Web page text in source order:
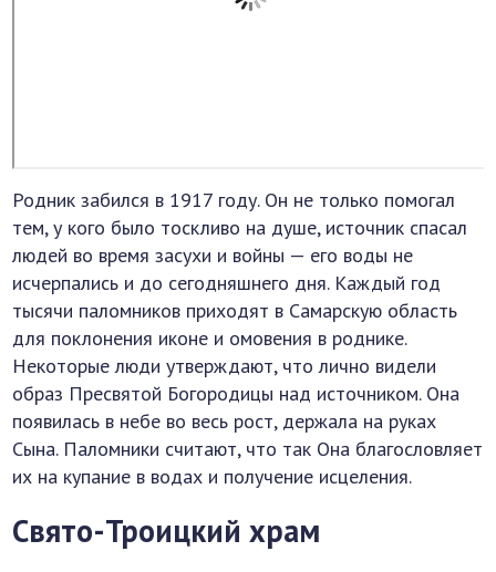
Родник забился в 1917 году. Он не только помогал
тем, у кого было тоскливо на душе, источник спасал
людей во время засухи и войны — его воды не
исчерпались и до сегодняшнего дня. Каждый год
тысячи паломников приходят в Самарскую область
для поклонения иконе и омовения в роднике.
Некоторые люди утверждают, что лично видели
образ Пресвятой Богородицы над источником. Она
появилась в небе во весь рост, держала на руках
Сына. Паломники считают, что так Она благословляет
их на купание в водах и получение исцеления.
Свято-Троицкий храм